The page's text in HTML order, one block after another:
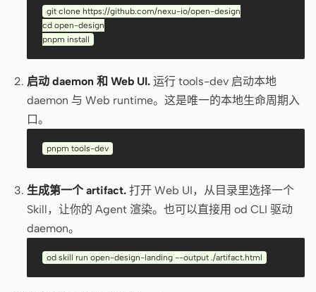
DeepSeek Reasonix
Hermes
Devin for Terminal
Pi
Kiro CLI
Mistral Vibe CLI
Qoder CLI
git clone https://github.com/nexu-io/open-design
cd open-design
pnpm install
启动 daemon 和 Web UI. 运行 tools-dev 启动本地
daemon 与 Web runtime。这是唯一的本地生命周期入
口。
pnpm tools-dev
生成第一个 artifact. 打开 Web UI，从目录里选择一个
Skill，让你的 Agent 渲染。也可以直接用 od CLI 驱动
daemon。
od skill run open-design-landing --output ./artifact.html